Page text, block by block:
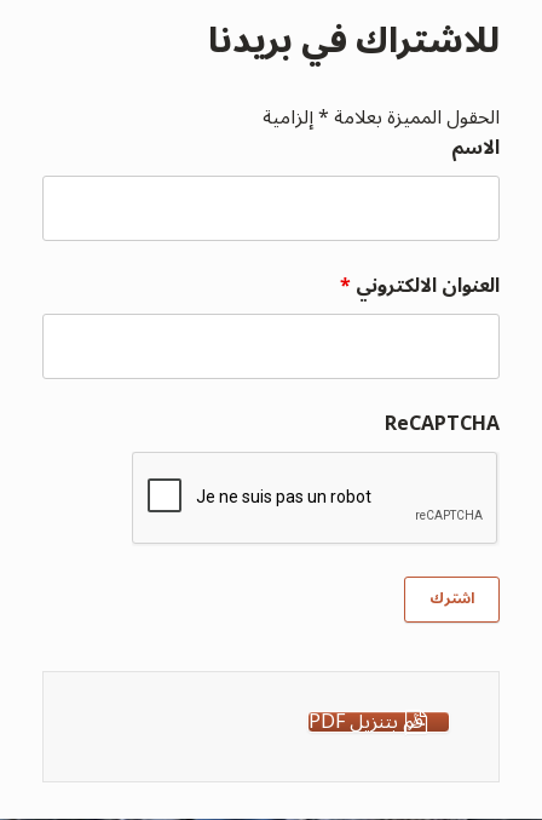
للاشتراك في بريدنا
الحقول المميزة بعلامة * إلزامية
الاسم
العنوان الالكتروني*
ReCAPTCHA
قم بتنزيل PDF